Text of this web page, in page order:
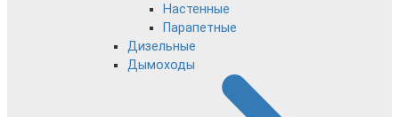
Настенные
Парапетные
Дизельные
Дымоходы